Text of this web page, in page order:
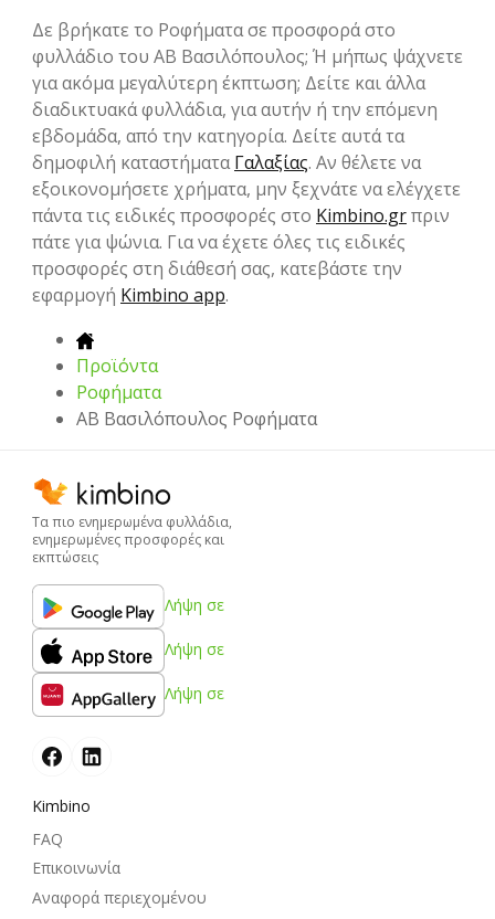
Δε βρήκατε το Ροφήματα σε προσφορά στο
φυλλάδιο του ΑΒ Βασιλόπουλος; Ή μήπως ψάχνετε
για ακόμα μεγαλύτερη έκπτωση; Δείτε και άλλα
διαδικτυακά φυλλάδια, για αυτήν ή την επόμενη
εβδομάδα, από την κατηγορία. Δείτε αυτά τα
δημοφιλή καταστήματαΓαλαξίας. Αν θέλετε να
εξοικονομήσετε χρήματα, μην ξεχνάτε να ελέγχετε
πάντα τις ειδικές προσφορές στο Kimbino.grπριν
πάτε για ψώνια. Για να έχετε όλες τις ειδικές
προσφορές στη διάθεσή σας, κατεβάστε την
εφαρμογή Kimbino app.
Προϊόντα
Ροφήματα
ΑΒ Βασιλόπουλος Ροφήματα
Τα πιο ενημερωμένα φυλλάδια,
ενημερωμένες προσφορές και
εκπτώσεις
Λήψη σε
Λήψη σε
Λήψη σε
Kimbino
FAQ
Επικοινωνία
Αναφορά περιεχομένου